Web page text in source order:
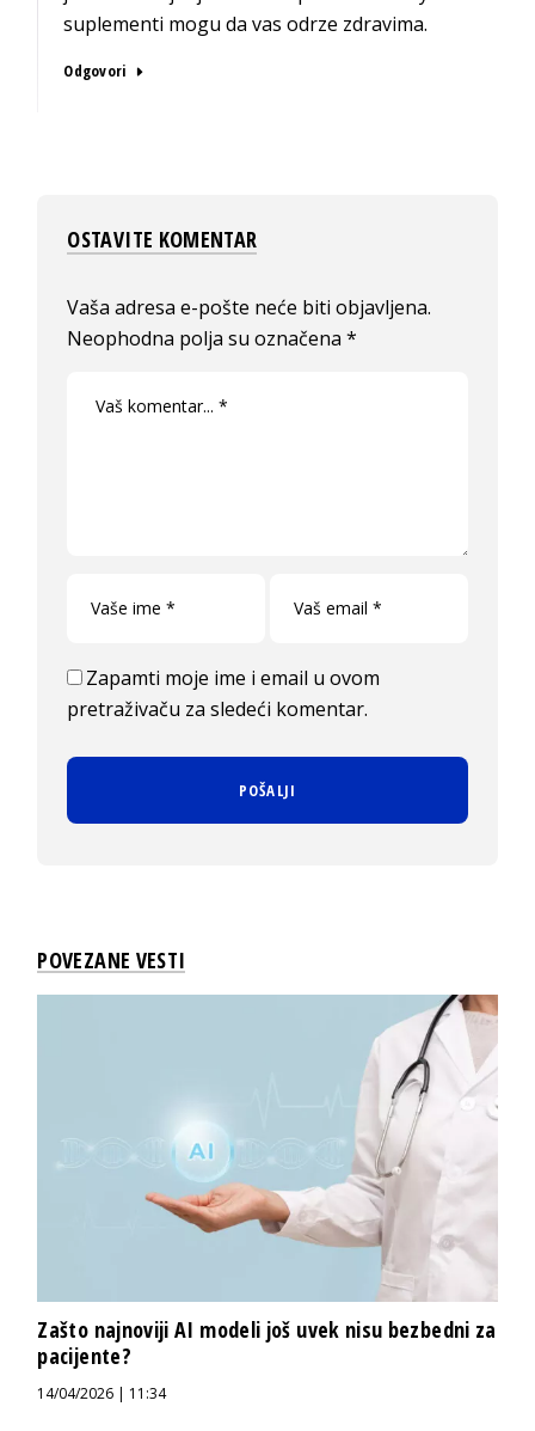
suplementi mogu da vas odrze zdravima.
Odgovori
OSTAVITE KOMENTAR
Vaša adresa e-pošte neće biti objavljena.
Neophodna polja su označena*
Zapamti moje ime i email u ovom
pretraživaču za sledeći komentar.
POVEZANE VESTI
Zašto najnoviji AI modeli još uvek nisu bezbedni za
pacijente?
14/04/2026 | 11:34